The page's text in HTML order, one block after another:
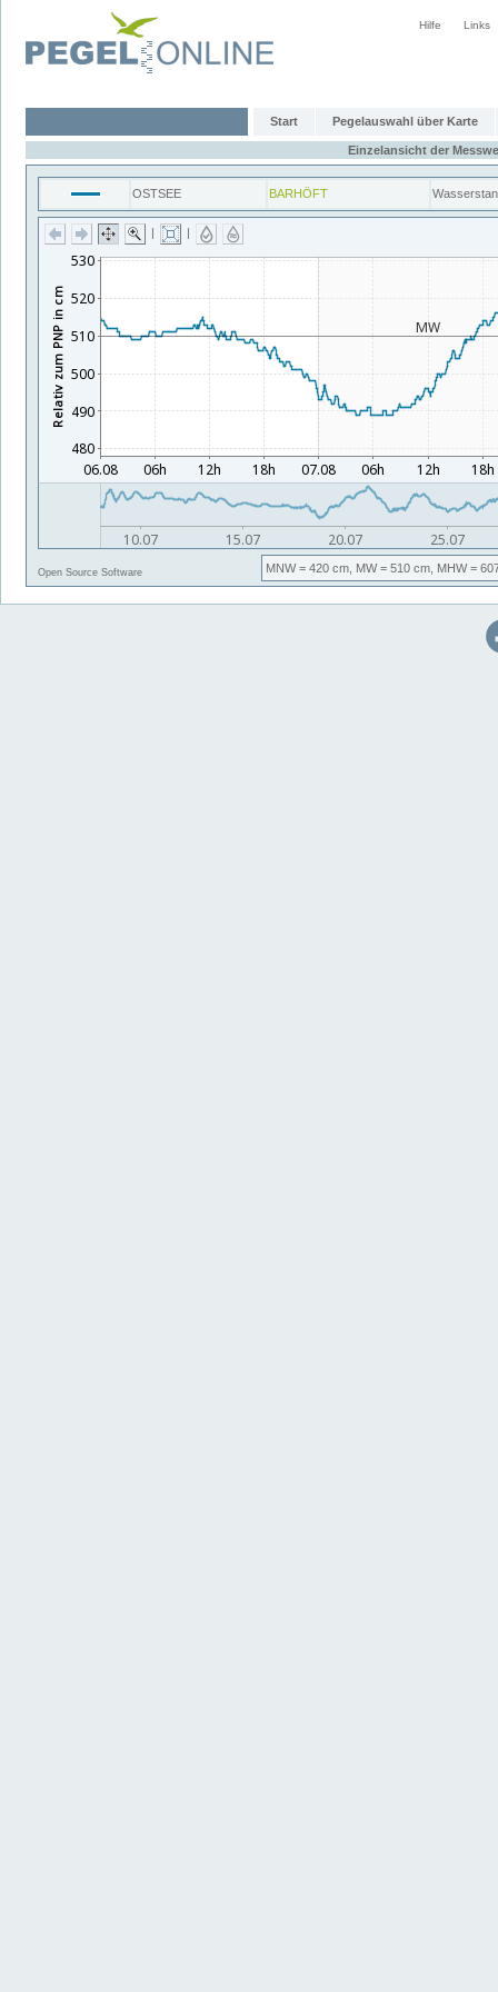
Hilfe Links
Start Pegelauswahl über Karte
Einzelansicht der
OSTSEE BARHÖFT
| |
Open Source Software MNW= 420 cm, MW= 510 cm, MHW=